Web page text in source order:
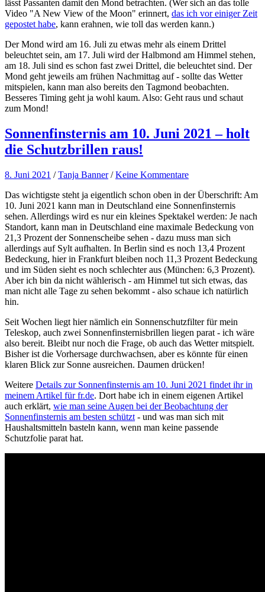
lässt Passanten damit den Mond betrachten. (Wer sich an das tolle
Video "A New View of the Moon" erinnert, das ich vor einiger Zeit
gepostet habe, kann erahnen, wie toll das werden kann.)
Der Mond wird am 16. Juli zu etwas mehr als einem Drittel
beleuchtet sein, am 17. Juli wird der Halbmond am Himmel stehen,
am 18. Juli sind es schon fast zwei Drittel, die beleuchtet sind. Der
Mond geht jeweils am frühen Nachmittag auf - sollte das Wetter
mitspielen, kann man also bereits den Tagmond beobachten.
Besseres Timing geht ja wohl kaum. Also: Geht raus und schaut
zum Mond!
Sonnenfinsternis am 10. Juni 2021 – holt
die Schutzbrillen raus!
8. Juni 2021 /Tanja Banner /Keine Kommentare
Das wichtigste steht ja eigentlich schon oben in der Überschrift: Am
10. Juni 2021 kann man in Deutschland eine Sonnenfinsternis
sehen. Allerdings wird es nur ein kleines Spektakel werden: Je nach
Standort, kann man in Deutschland eine maximale Bedeckung von
21,3 Prozent der Sonnenscheibe sehen - dazu muss man sich
allerdings auf Sylt aufhalten. In Berlin sind es noch 13,4 Prozent
Bedeckung, hier in Frankfurt bleiben noch 11,3 Prozent Bedeckung
und im Süden sieht es noch schlechter aus (München: 6,3 Prozent).
Aber ich bin da nicht wählerisch - am Himmel tut sich etwas, das
man nicht alle Tage zu sehen bekommt - also schaue ich natürlich
hin.
Seit Wochen liegt hier nämlich ein Sonnenschutzfilter für mein
Teleskop, auch zwei Sonnenfinsternisbrillen liegen parat - ich wäre
also bereit. Bleibt nur noch die Frage, ob auch das Wetter mitspielt.
Bisher ist die Vorhersage durchwachsen, aber es könnte für einen
klaren Blick zur Sonne ausreichen. Daumen drücken!
Weitere Details zur Sonnenfinsternis am 10. Juni 2021 findet ihr in
meinem Artikel für fr.de. Dort habe ich in einem eigenen Artikel
auch erklärt, wie man seine Augen bei der Beobachtung der
Sonnenfinsternis am besten schützt - und was man sich mit
Haushaltsmitteln basteln kann, wenn man keine passende
Schutzfolie parat hat.